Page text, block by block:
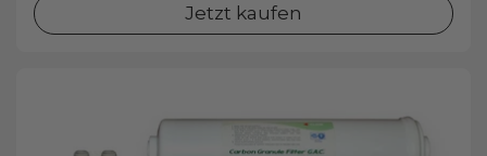
Jetzt kaufen